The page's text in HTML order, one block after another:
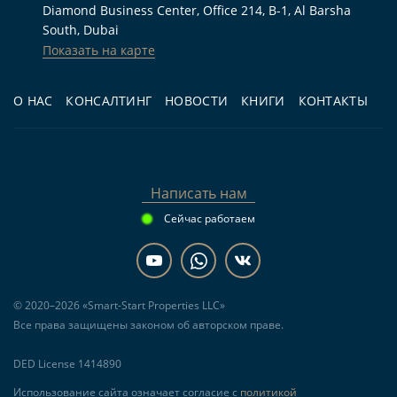
Для инвестиций:
рассматривает аренду готового жилья и хочет
проектную документацию.
в сложившемся гольф-сообществе Дубая.
Частые вопросы
Это готовый таунхаус или объект в
строительстве?
Это готовый таунхаус на вторичном рынке.
О НАС КОНСАЛТИНГ НОВОСТИ КНИГИ КОНТАКТЫ
Diamond Business Center, Office 214, B-1, Al Barsha
South, Dubai
Показать на карте
Написать нам
Сейчас работаем
© 2020–2026 «Smart-Start Properties LLC»
Все права защищены законом об авторском праве.
DED License 1414890
Использование сайта означает согласие с политикой